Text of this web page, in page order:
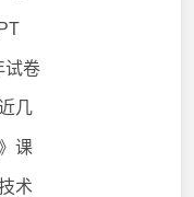
试卷
几
课
术